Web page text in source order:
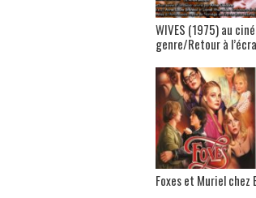
WIVES (1975) au
genre/Retour à
Foxes et Muriel chez